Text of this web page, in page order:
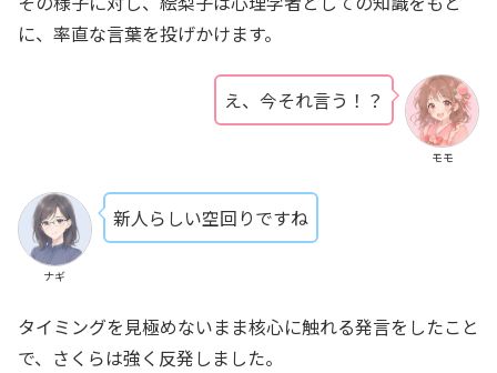
に、率直な言葉を投げかけます。
モモ
え、今それ言う！？
ナギ
新人らしい空回りですね
タイミングを見極めないまま核心に触れる発言をしたこと
で、さくらは強く反発しました。